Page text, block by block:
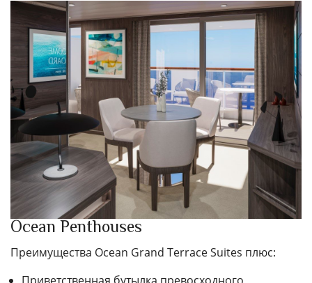
Ocean Penthouses
Преимущества Ocean Grand Terrace Suites плюс: